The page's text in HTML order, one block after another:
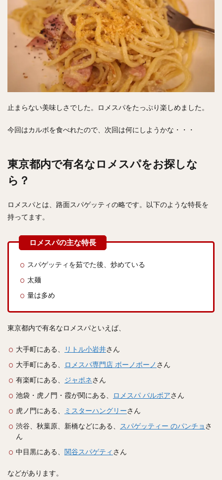
止まらない美味しさでした。ロメスパをたっぷり楽しめました。
今回はカルボを食べれたので、次回は何にしようかな・・・
東京都内で有名なロメスパをお探しな
ら？
ロメスパとは、路面スパゲッティの略です。以下のような特長を
持ってます。
スパゲッティを茹でた後、炒めている
太麺
量は多め
東京都内で有名なロメスパといえば、
大手町にある、 リトル小岩井さん
大手町にある、 ロメスパ専門店 ボーノボーノ さん
有楽町にある、 ジャポネさん
池袋・虎ノ門・霞が関にある、 ロメスパ バルボアさん
虎ノ門にある、 ミスターハングリーさん
渋谷、秋葉原、新橋などにある、 スパゲッティー のパンチョ さ
ん
中目黒にある、 関谷スパゲティ さん
などがあります。